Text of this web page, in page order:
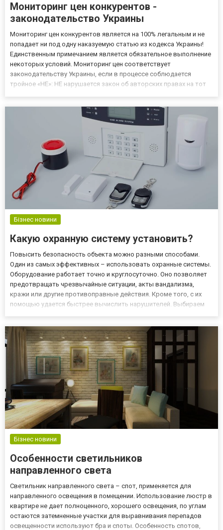
Мониторинг цен конкурентов -
законодательство Украины
Мониторинг цен конкурентов является на 100% легальным и не
попадает ни под одну наказуемую статью из кодекса Украины!
Единственным примечанием является обязательное выполнение
некоторых условий. Мониторинг цен соответствует
законодательству Украины, если в процессе соблюдается
тройное «НЕ»: НЕ нарушается закон об авторских правах на тот
Бізнес новини
Какую охранную систему установить?
Повысить безопасность объекта можно разными способами.
Один из самых эффективных – использовать охранные системы.
Оборудование работает точно и круглосуточно. Оно позволяет
предотвращать чрезвычайные ситуации, акты вандализма,
кражи или другие противоправные действия. Кроме того, с их
помощью удается быстрее вычислить нарушителей. Выбираем
репутацией...
Бізнес новини
Особенности светильников
направленного света
Светильник направленного света – спот, применяется для
направленного освещения в помещении. Использование люстр в
квартире не дает полноценного, хорошего освещения, по углам
остаются затемненные участки для выравнивания перепадов
освещенности используют бра и споты. Особенность спотов,